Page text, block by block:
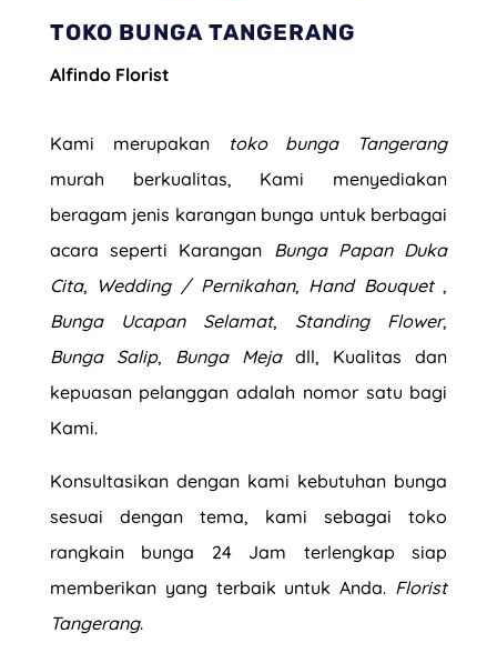
TOKO BUNGA TANGERANG
Alfindo Florist
Kami merupakan
toko bunga Tangerang
murah berkualitas, Kami menyediakan
beragam jenis karangan bunga untuk berbagai
acara seperti Karangan Bunga Papan Duka
Cita, Wedding / Pernikahan, Hand Bouquet,
Bunga Ucapan Selamat, Standing Flower,
Bunga Salip, Bunga Mejadll, Kualitas dan
kepuasan pelanggan adalah nomor satu bagi
Kami.
Konsultasikan dengan kami kebutuhan bunga
sesuai dengan tema, kami sebagaitoko
rangkain bunga 24 Jam terlengkap siap
memberikan yang terbaik untuk Anda. Florist
Tangerang.